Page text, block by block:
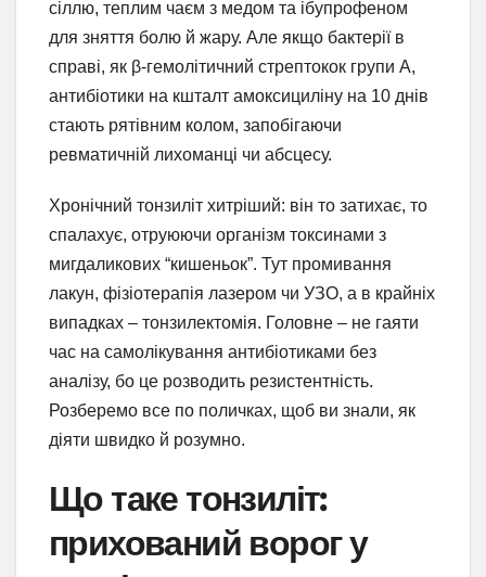
сіллю, теплим чаєм з медом та ібупрофеном
для зняття болю й жару. Але якщо бактерії в
справі, як β-гемолітичний стрептокок групи А,
антибіотики на кшталт амоксициліну на 10 днів
стають рятівним колом, запобігаючи
ревматичній лихоманці чи абсцесу.
Хронічний тонзиліт хитріший: він то затихає, то
спалахує, отруюючи організм токсинами з
мигдаликових “кишеньок”. Тут промивання
лакун, фізіотерапія лазером чи УЗО, а в крайніх
випадках – тонзилектомія. Головне – не гаяти
час на самолікування антибіотиками без
аналізу, бо це розводить резистентність.
Розберемо все по поличках, щоб ви знали, як
діяти швидко й розумно.
Що таке тонзиліт:
прихований ворог у